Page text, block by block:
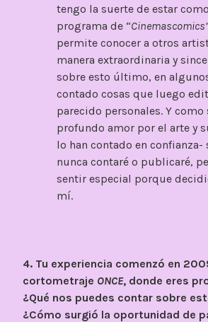
tengo la suerte de estar
programa de “
permite conocer a otros
manera extraordinaria y
sobre esto último, en
contado cosas que luego
parecido personales. Y como
profundo amor por el arte y
lo han contado en confianza-
nunca contaré o publicaré,
sentir especial porque
mí.
4. Tu experiencia comenzó en
cortometraje ONCE, donde eres
¿Qué nos puedes contar sobre
¿Cómo surgió la oportunidad de